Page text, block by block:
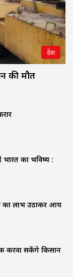
देश
की मौत
भारत का भविष्य :
का लाभ उठाकर आय
करवा सकेंगे किसान